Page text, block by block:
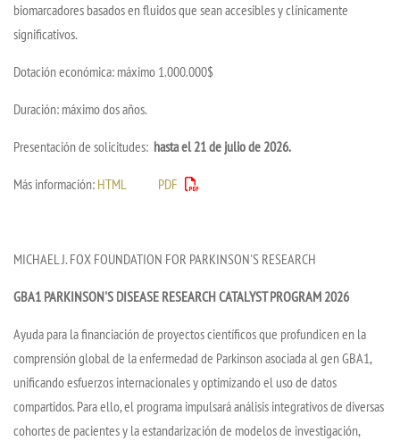
biomarcadores basados en fluidos que sean accesibles y clínicamente
significativos.
Dotación económica: máximo 1.000.000$
Duración: máximo dos años.
Presentación de solicitudes: hasta el 21 de julio de 2026.
Más información: HTML PDF
MICHAEL J. FOX FOUNDATION FOR PARKINSON'S RESEARCH
GBA1 PARKINSON'S DISEASE RESEARCH CATALYST PROGRAM 2026
Ayuda para la financiación de proyectos científicos que profundicen en la
comprensión global de la enfermedad de Parkinson asociada al gen GBA1,
unificando esfuerzos internacionales y optimizando el uso de datos
compartidos. Para ello, el programa impulsará análisis integrativos de diversas
cohortes de pacientes y la estandarización de modelos de investigación,